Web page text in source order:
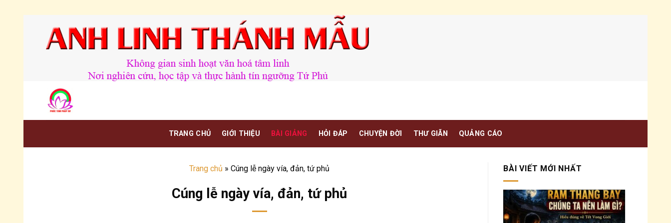
TRANG CHỦ GIỚI THIỆU BÀI GIẢNG HỎI ĐÁP CHUYỆN ĐỜI THƯ GIÃN QUẢNG CÁO
Trang chủ » Cúng lễ ngày vía, đản, tứ phủ
Cúng lễ ngày vía, đản, tứ phủ
BÀI VIẾT MỚI NHẤT